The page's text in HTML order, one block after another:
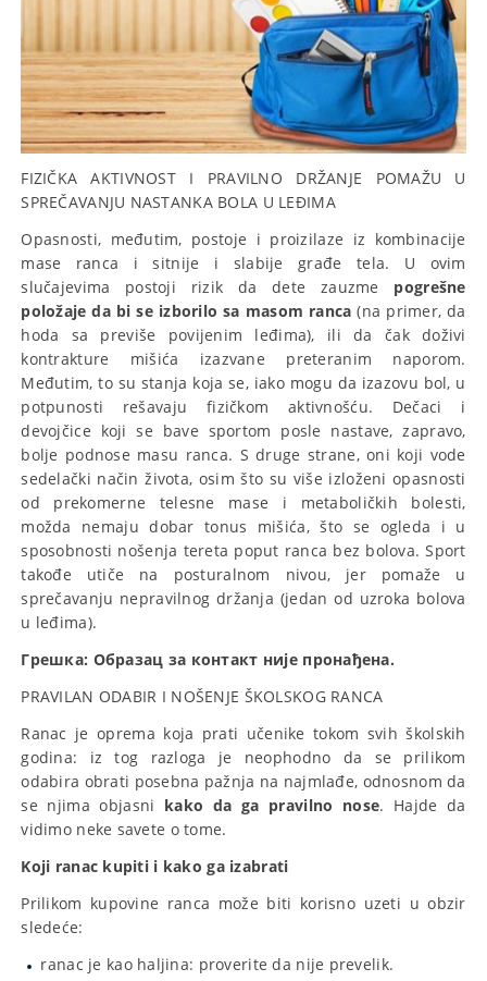
FIZIČKA AKTIVNOST I PRAVILNO DRŽANJE POMAŽU U
SPREČAVANJU NASTANKA BOLA U LEĐIMA
Opasnosti, međutim, postoje i proizilaze iz kombinacije
mase ranca i sitnije i slabije građe tela. U ovim
slučajevima postoji rizik da dete zauzme pogrešne
položaje da bi se izborilo sa masom ranca (na primer, da
hoda sa previše povijenim leđima), ili da čak doživi
kontrakture mišića izazvane preteranim naporom.
Međutim, to su stanja koja se, iako mogu da izazovu bol, u
potpunosti rešavaju fizičkom aktivnošću. Dečaci i
devojčice koji se bave sportom posle nastave, zapravo,
bolje podnose masu ranca. S druge strane, oni koji vode
sedelački način života, osim što su više izloženi opasnosti
od prekomerne telesne mase i metaboličkih bolesti,
možda nemaju dobar tonus mišića, što se ogleda i u
sposobnosti nošenja tereta poput ranca bez bolova. Sport
takođe utiče na posturalnom nivou, jer pomaže u
sprečavanju nepravilnog držanja (jedan od uzroka bolova
u leđima).
Грешка: Образац за контакт није пронађена.
PRAVILAN ODABIR I NOŠENJE ŠKOLSKOG RANCA
Ranac je oprema koja prati učenike tokom svih školskih
godina: iz tog razloga je neophodno da se prilikom
odabira obrati posebna pažnja na najmlađe, odnosnom da
se njima objasni kako da ga pravilno nose. Hajde da
vidimo neke savete o tome.
Koji ranac kupiti i kako ga izabrati
Prilikom kupovine ranca može biti korisno uzeti u obzir
sledeće:
ranac je kao haljina: proverite da nije prevelik.